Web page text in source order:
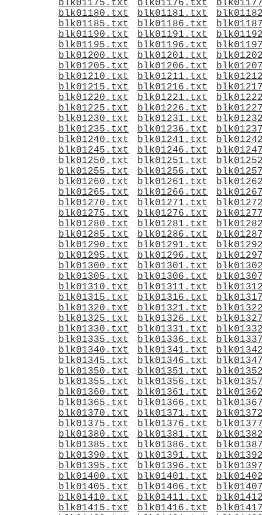
blk01175.txt
blk01176.txt
blk01180.txt
blk01181.txt
blk01185.txt
blk01186.txt
blk01190.txt
blk01191.txt
blk01195.txt
blk01196.txt
blk01200.txt
blk01201.txt
blk01205.txt
blk01206.txt
blk01210.txt
blk01211.txt
blk01215.txt
blk01216.txt
blk01220.txt
blk01221.txt
blk01225.txt
blk01226.txt
blk01230.txt
blk01231.txt
blk01235.txt
blk01236.txt
blk01240.txt
blk01241.txt
blk01245.txt
blk01246.txt
blk01250.txt
blk01251.txt
blk01255.txt
blk01256.txt
blk01260.txt
blk01261.txt
blk01265.txt
blk01266.txt
blk01270.txt
blk01271.txt
blk01275.txt
blk01276.txt
blk01280.txt
blk01281.txt
blk01285.txt
blk01286.txt
blk01290.txt
blk01291.txt
blk01295.txt
blk01296.txt
blk01300.txt
blk01301.txt
blk01305.txt
blk01306.txt
blk01310.txt
blk01311.txt
blk01315.txt
blk01316.txt
blk01320.txt
blk01321.txt
blk01325.txt
blk01326.txt
blk01330.txt
blk01331.txt
blk01335.txt
blk01336.txt
blk01340.txt
blk01341.txt
blk01345.txt
blk01346.txt
blk01350.txt
blk01351.txt
blk01355.txt
blk01356.txt
blk01360.txt
blk01361.txt
blk01365.txt
blk01366.txt
blk01370.txt
blk01371.txt
blk01375.txt
blk01376.txt
blk01380.txt
blk01381.txt
blk01385.txt
blk01386.txt
blk01390.txt
blk01391.txt
blk01395.txt
blk01396.txt
blk01400.txt
blk01401.txt
blk01405.txt
blk01406.txt
blk01410.txt
blk01411.txt
blk01415.txt
blk01416.txt